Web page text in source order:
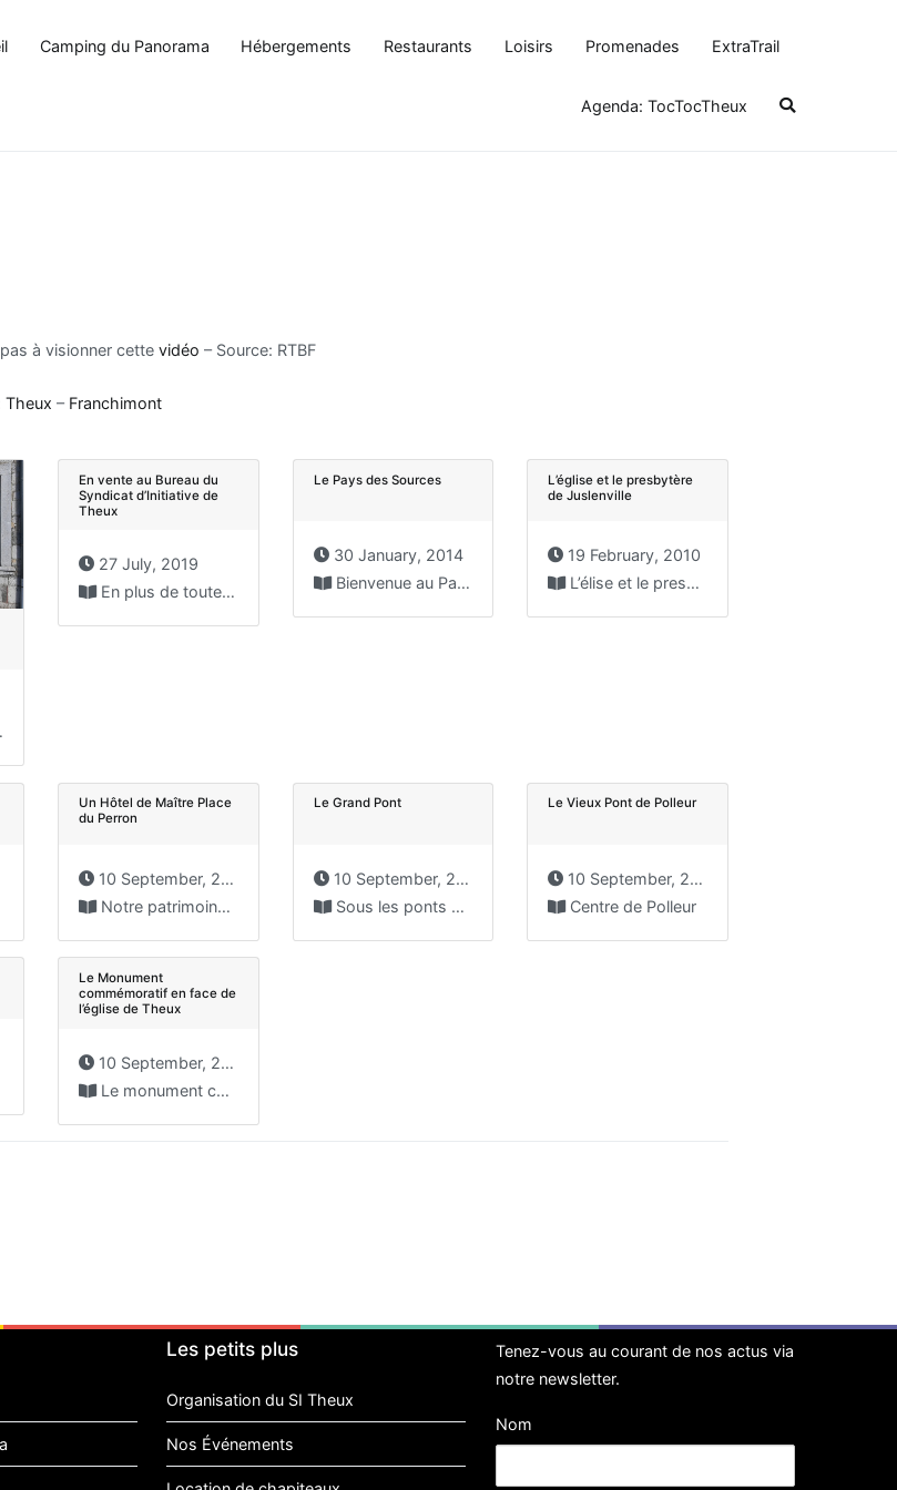
Camping du Panorama Hébergements Restaurants Loisirs Promenades ExtraTrail
Agenda: TocTocTheux
à visionner cette vidéo – Source: RTBF
Theux – Franchimont
En vente au Bureau du
Syndicat d’Initiative de
Theux
27 July, 2019
En plus de toute la documentation gratuite que propose...
Le Pays des Sources
30 January, 2014
Bienvenue au Pays des Sources Composé des plus belles...
L’église et le presbytère
de Juslenville
19 February, 2010
L’élise et le presbytère de Juslenville L’église de Juslenville...
Un Hôtel de Maître Place
du Perron
10 September, 2009
Notre patrimoine architectural UN HOTEL DE MAITRE PLACE DU...
Le Grand Pont
10 September, 2009
Sous les ponts de Theux : le grand pont...
Le Vieux Pont de Polleur
10 September, 2009
Centre de Polleur
Le Monument
commémoratif en face de
l’église de Theux
10 September, 2009
Le monument commémoratif a 50 ans, pdf octobre 1976...
Les petits plus
Organisation du SI Theux
Nos Événements
Tenez-vous au courant de nos actus via
notre newsletter.
Nom